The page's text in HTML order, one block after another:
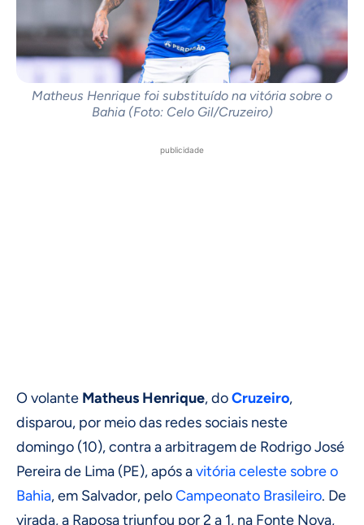
Matheus Henrique foi substituído na vitória sobre o
Bahia (Foto: Celo Gil/Cruzeiro)
publicidade
O volante Matheus Henrique, doCruzeiro,
disparou, por meio das redes sociais neste
domingo (10), contra a arbitragem de Rodrigo José
Pereira de Lima (PE), após avitória celeste sobre o
Bahia, em Salvador, peloCampeonato Brasileiro. De
virada, a Raposa triunfou por 2 a 1, na Fonte Nova,